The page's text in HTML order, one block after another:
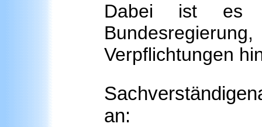
Dabei ist es
Verpflichtungen
an: